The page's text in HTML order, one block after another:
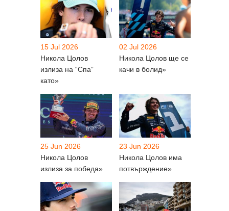
15 Jul 2026
Никола Цолов
излиза на “Спа”
като»
02 Jul 2026
Никола Цолов ще се
качи в болид»
25 Jun 2026
Никола Цолов
излиза за победа»
23 Jun 2026
Никола Цолов има
потвърждение»